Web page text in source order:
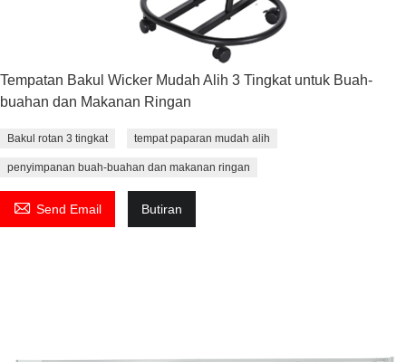
Tempatan Bakul Wicker Mudah Alih 3 Tingkat untuk Buah-
buahan dan Makanan Ringan
Bakul rotan 3 tingkat tempat paparan mudah alih
penyimpanan buah-buahan dan makanan ringan
 Send Email Butiran